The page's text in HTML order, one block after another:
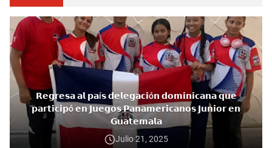
𝗥𝗲𝗴𝗿𝗲𝘀𝗮 𝗮𝗹 𝗽𝗮í𝘀 𝗱𝗲𝗹𝗲𝗴𝗮𝗰𝗶ó𝗻 𝗱𝗼𝗺𝗶𝗻𝗶𝗰𝗮𝗻𝗮 𝗾𝘂𝗲
𝗽𝗮𝗿𝘁𝗶𝗰𝗶𝗽ó 𝗲𝗻 𝗝𝘂𝗲𝗴𝗼𝘀 𝗣𝗮𝗻𝗮𝗺𝗲𝗿𝗶𝗰𝗮𝗻𝗼𝘀 𝗝𝘂𝗻𝗶𝗼𝗿 𝗲𝗻
𝗚𝘂𝗮𝘁𝗲𝗺𝗮𝗹𝗮
Julio 21, 2025